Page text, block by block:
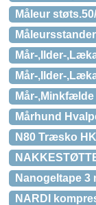
Måleur
Mår-,Ilder-
Mår-,Ilder-
Mår-
Mårhund
N80 Træsko
Nanogeltape 3
NARDI